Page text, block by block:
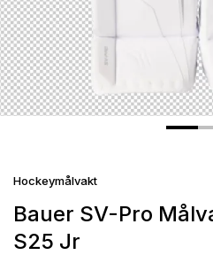
Hockeymålvakt
Bauer SV-Pro
S25 Jr